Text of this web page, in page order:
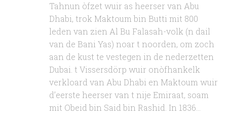
Tahnun òfzet wuir as heerser van Abu
Dhabi, trok Maktoum bin Butti mit 800
leden van zien Al Bu Falasah-volk (n dail
van de Bani Yas) noar t noorden, om zoch
aan de kust te vestegen in de nederzetten
Dubai. t Vissersdörp wuir onòfhankelk
verkloard van Abu Dhabi en Maktoum wuir
d’eerste heerser van t nije Emiraat, soam
mit Obeid bin Said bin Rashid. In 1836...